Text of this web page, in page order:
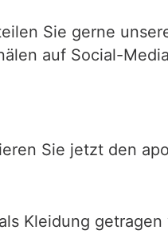
Sie gerne
auf Social-
Sie jetzt den
Kleidung